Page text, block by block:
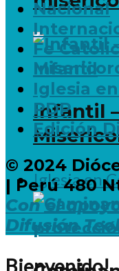
Infantil
Iglesia en
Nacional
Fe
Infantil
Iglesia
PDP
Edición
© 2024
| Perú 480
Con el
Difusión